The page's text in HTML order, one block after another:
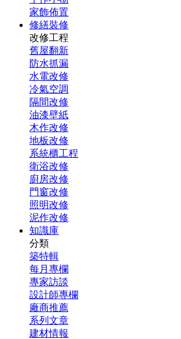
家飾佈置
修繕裝修
改修工程
舊屋翻新
防水抓漏
水電改修
冷氣空調
隔間改修
油漆壁紙
木作改修
地板改修
系統櫃工程
衛浴改修
廚房改修
門窗改修
照明改修
泥作改修
知識庫
分類
築特輯
每月專欄
專家訪談
設計師專欄
廠商推薦
系列文章
建材情報